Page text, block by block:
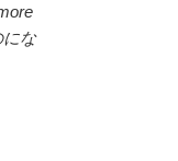
にな